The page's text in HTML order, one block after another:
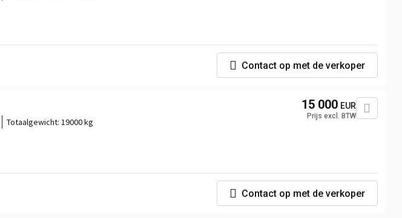
Contact op met de verkoper
Totaalgewicht: 19000 kg
15 000 EUR
Prijs excl. BTW
Contact op met de verkoper